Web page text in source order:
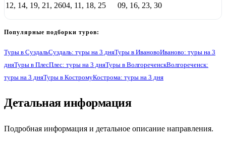
1
12, 14, 19, 21, 2604, 11, 18, 25 09, 16, 23, 30
Популярные подборки туров:
Туры в СуздальСуздаль: туры на 3 дняТуры в ИвановоИваново: туры на 3
дняТуры в ПлесПлес: туры на 3 дняТуры в ВолгореченскВолгореченск:
туры на 3 дняТуры в КостромуКострома: туры на 3 дня
Детальная информация
Подробная информация и детальное описание направления.